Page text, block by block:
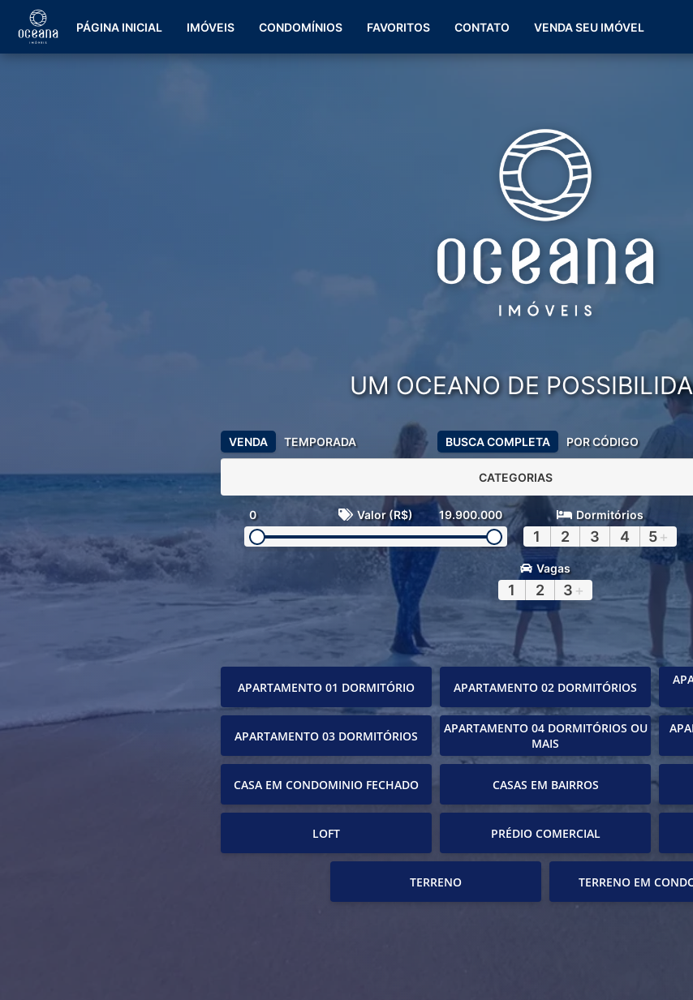
(51) 99266-0060
PÁGINA INICIAL IMÓVEIS CONDOMÍNIOS FAVORITOS CONTATO VENDA SEU IMÓVEL
UM OCEANO DE
VENDA TEMPORADA BUSCA COMPLETA POR CÓDIGO
CATEGORIAS
0 Valor (R$) 19.900.000 Dormitórios
1 2 3 4 5+
Vagas
1 2 3 +
APARTAMENTO 01 DORMITÓRIO APARTAMENTO 02 DORMITÓRIOS
APARTAMENTO 03 DORMITÓRIOS
APARTAMENTO 04 DORMITÓRIOS OU
MAIS
CASA EM CONDOMINIO FECHADO CASAS EM BAIRROS
LOFT PRÉDIO COMERCIAL
TERRENO TERRENO EM